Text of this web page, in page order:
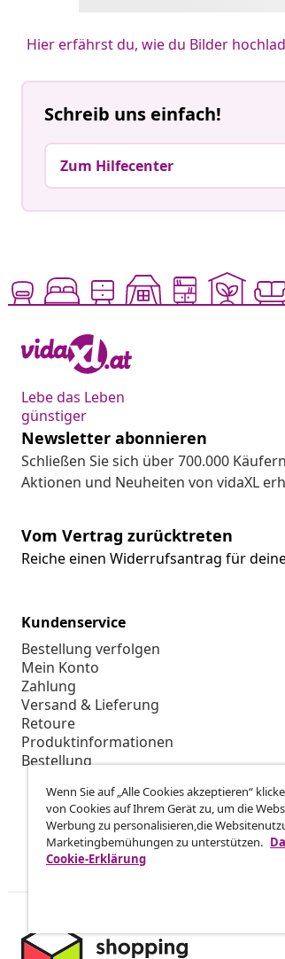
Hier erfährst du, wie du Bilder
Schreib uns einfach!
Zum Hilfecenter
Lebe das Leben
günstiger
Newsletter abonnieren
Schließen Sie sich über 700.000
Aktionen und Neuheiten von vidaXL
Vom Vertrag zurücktreten
Reiche einen Widerrufsantrag für
Kundenservice
Bestellung verfolgen
Mein Konto
Zahlung
Versand & Lieferung
Retoure
Produktinformationen
Bestellung
Wenn Sie auf „Alle Cookies akzeptieren“
von Cookies auf Ihrem Gerät zu, um die
Werbung zu personalisieren,die
Marketingbemühungen zu unterstützen.
Cookie-Erklärung